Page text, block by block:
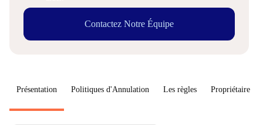
Contactez Notre Équipe
Présentation Politiques d'Annulation Les règles Propriétaire